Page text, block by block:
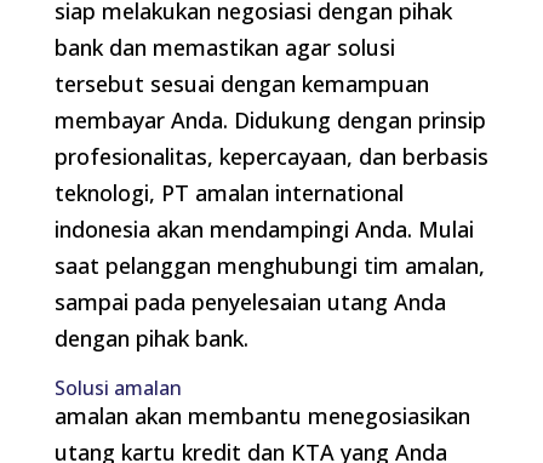
siap melakukan negosiasi dengan pihak
bank dan memastikan agar solusi
tersebut sesuai dengan kemampuan
membayar Anda. Didukung dengan prinsip
profesionalitas, kepercayaan, dan berbasis
teknologi, PT amalan international
indonesia akan mendampingi Anda. Mulai
saat pelanggan menghubungi tim amalan,
sampai pada penyelesaian utang Anda
dengan pihak bank.
Solusi amalan
amalan akan membantu menegosiasikan
utang kartu kredit dan KTA yang Anda